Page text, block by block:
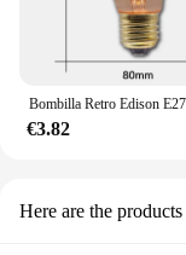
€3.82
Here are the